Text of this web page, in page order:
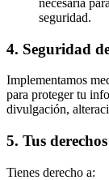
necesaria
seguridad.
4. Seguridad
Implementamos
para proteger tu
divulgación,
5. Tus derechos
Tienes derecho a: